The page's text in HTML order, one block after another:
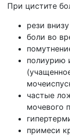
При цистите
рези
боли во
полиурию
частые
мочевого
примеси